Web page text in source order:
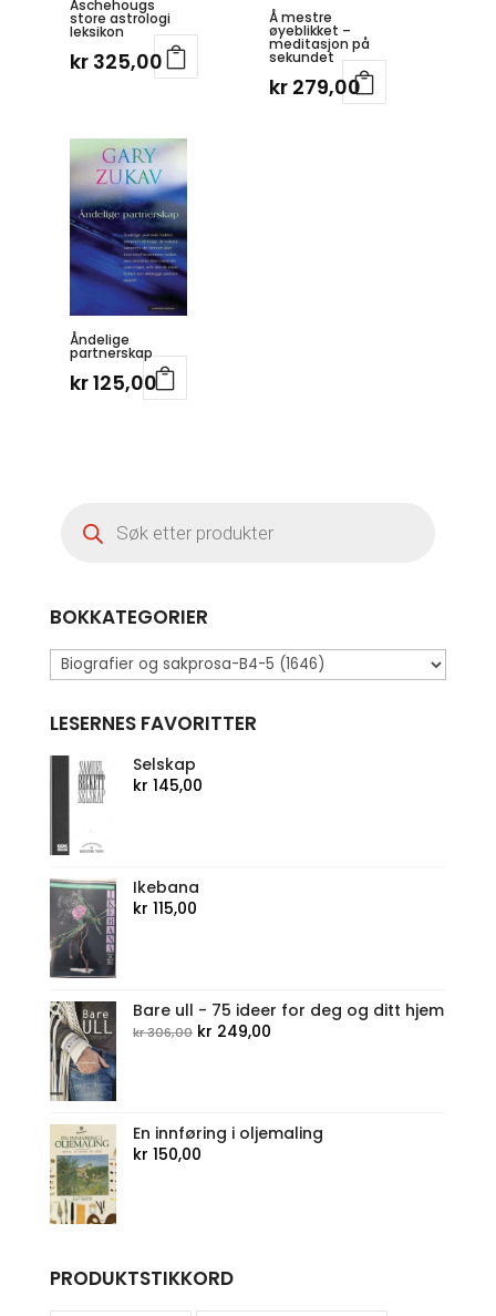
Aschehougs
store astrologi
leksikon
kr325,00
Å mestre
øyeblikket –
meditasjon på
sekundet
kr 279,00
Åndelige
partnerskap
kr125,00
search
BOKKATEGORIER
LESERNES FAVORITTER
Selskap
kr 145,00
Ikebana
kr 115,00
Bare ull - 75 ideer for deg og ditt hjem
kr306,00 Opprinnelig
kr 249,00Nåværende
En innføring i oljemaling
kr 150,00
PRODUKTSTIKKORD